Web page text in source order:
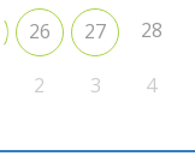
26 27 28
2 3 4